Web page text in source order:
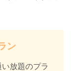
ン
放題のプラ